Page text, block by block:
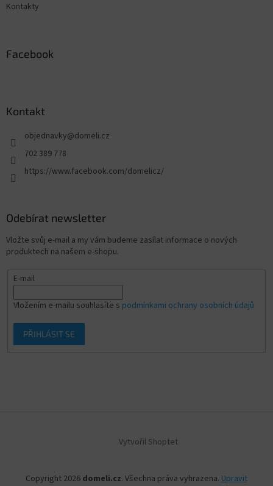
Kontakty
Facebook
Kontakt
objednavky@domeli.cz
702 389 778
https://www.facebook.com/domelicz/
Odebírat newsletter
Vložte svůj e-mail a my vám budeme zasílat informace o nových
produktech na našem e-shopu.
E-mail
Vložením e-mailu souhlasíte s podmínkami ochrany osobních údajů
PŘIHLÁSIT SE
Vytvořil Shoptet
Copyright 2026 domeli.cz. Všechna práva vyhrazena. Upravit